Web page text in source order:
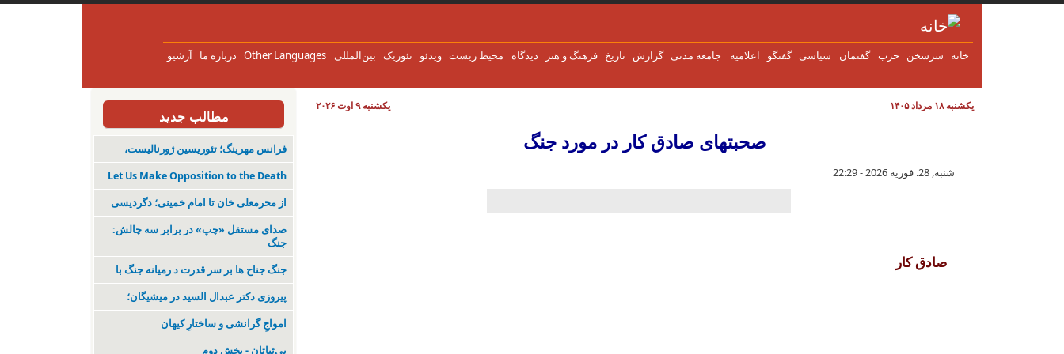
رفتن به محتوای اصلی
خانه سرسخن حزب گفتمان سياسی گفتگو اعلاميه جامعه مدنی گزارش تاریخ فرهنگ و هنر دیدگاه محیط زیست ویدئو تئوریک بین‌المللی Other Languages درباره ما آرشیو
یکشنبه ۹ اوت ۲۰۲۶ یکشنبه ۱۸ مرداد ۱۴۰۵
صحبتهای صادق کار در مورد جنگ
شنبه, 28. فوریه 2026 - 22:29
صادق کار
مطالب جدید
فرانس مهرینگ؛ تئوریسین ژورنالیست،
Let Us Make Opposition to the Death
از محرمعلی خان تا امام خمینی؛ دگردیسی
صدای مستقل «چپ» در برابر سه چالش:
جنگ
جنگ جناح ها بر سر قدرت د رمیانە جنگ با
پیروزی دکتر عبدال السید در میشیگان؛
‌امواجِ گرانشی و ساختارِ کیهان
بی‌ثباتان - بخش دوم